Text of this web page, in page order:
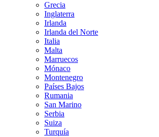
Grecia
Inglaterra
Irlanda
Irlanda del Norte
Italia
Malta
Marruecos
Mónaco
Montenegro
Países Bajos
Rumania
San Marino
Serbia
Suiza
Turquía